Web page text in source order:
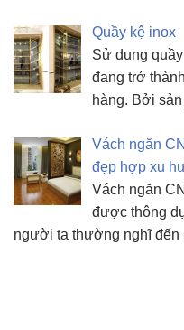
Quầy kệ inox
Sử dụng
đang trở
hàng. Bởi
Vách ngăn
đẹp hợp xu
Vách ngăn
được thông
người ta thường nghĩ đến